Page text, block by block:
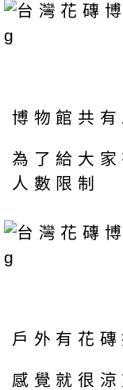
博物館共有
為了給大
人數限制
戶外有花
感覺就很